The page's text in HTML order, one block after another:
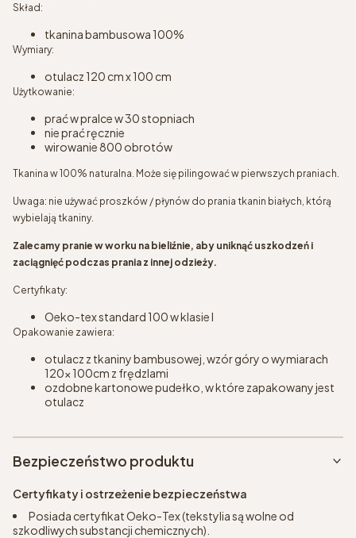
Skład:
tkanina bambusowa 100%
Wymiary:
otulacz 120 cm x 100 cm
Użytkowanie:
prać w pralce w 30 stopniach
nie prać ręcznie
wirowanie 800 obrotów
Tkanina w 100% naturalna. Może się pilingować w pierwszych praniach.
Uwaga: nie używać proszków / płynów do prania tkanin białych, którą
wybielają tkaniny.
Zalecamy pranie w worku na bieliźnie, aby uniknąć uszkodzeń i
zaciągnięć podczas prania z innej odzieży.
Certyfikaty:
Oeko-tex standard 100 w klasie I
Opakowanie zawiera:
otulacz z tkaniny bambusowej, wzór góry o wymiarach
120x 100cm z frędzlami
ozdobne kartonowe pudełko, w które zapakowany jest
otulacz
Bezpieczeństwo produktu
Certyfikaty i ostrzeżenie bezpieczeństwa
Posiada certyfikat Oeko-Tex (tekstylia są wolne od
szkodliwych substancji chemicznych).